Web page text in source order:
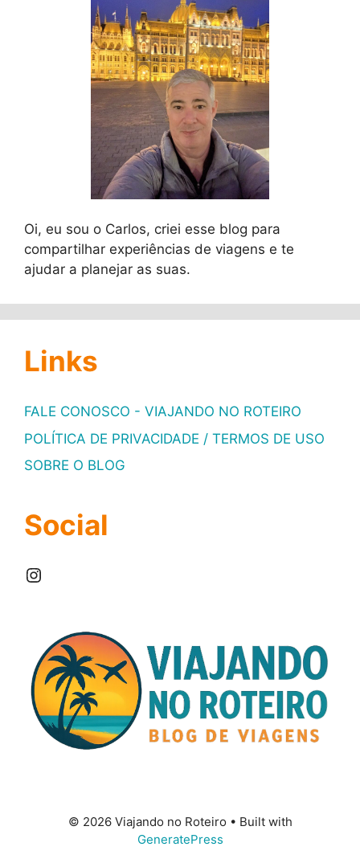
Oi, eu sou o Carlos, criei esse blog para
compartilhar experiências de viagens e te
ajudar a planejar as suas.
Links
FALE CONOSCO - VIAJANDO NO ROTEIRO
POLÍTICA DE PRIVACIDADE / TERMOS DE USO
SOBRE O BLOG
Social
Instagram
© 2026 Viajando no Roteiro • Built with
GeneratePress